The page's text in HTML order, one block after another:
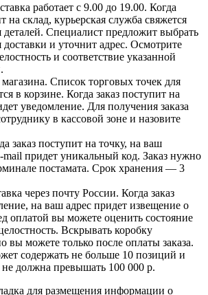
работает с 9.00 до 19.00. Когда
на склад, курьерская служба свяжется
деталей. Специалист предложит выбрать
доставки и уточнит адрес. Осмотрите
и соответствие указанной
Список торговых точек для
в корзине. Когда заказ поступит на
уведомление. Для получения заказа
в кассовой зоне и назовите
заказ поступит на точку, на ваш
mail придет уникальный код. Заказ нужно
постамата. Срок хранения — 3
через почту России. Когда заказ
на ваш адрес придет извещение о
оплатой вы можете оценить состояние
Вскрывать коробку
вы можете только после оплаты заказа.
содержать не больше 10 позиций и
не должна превышать 100 000 р.
для размещения информации о